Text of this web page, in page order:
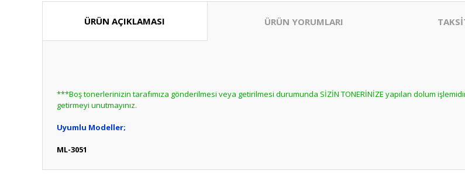
ÜRÜN AÇIKLAMASI ÜRÜN YORUMLARI
***Boş tonerlerinizin tarafımıza gönderilmesi veya getirilmesi durumunda SİZİN TONERİNİZE yapılan dolum
getirmeyi unutmayınız.
Uyumlu Modeller;
ML-3051